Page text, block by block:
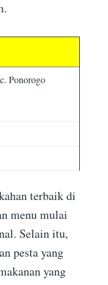
Ponorogo
terbaik di
menu mulai
Selain itu,
pesta yang
yang